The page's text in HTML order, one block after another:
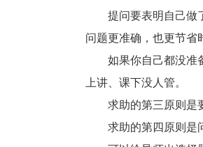
提问要表明自己做了
问题更准确，也更节省
如果你自己都没准备
上讲、课下没人管。
求助的第三原则是要
求助的第四原则是问